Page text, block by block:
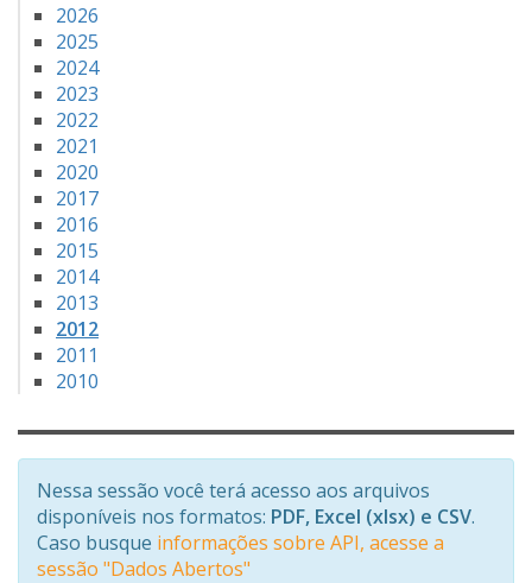
2026
2025
2024
2023
2022
2021
2020
2017
2016
2015
2014
2013
2012
2011
2010
Nessa sessão você terá acesso aos arquivos
disponíveis nos formatos: PDF, Excel (xlsx) e CSV.
Caso busque informações sobre API, acesse a
sessão "Dados Abertos"